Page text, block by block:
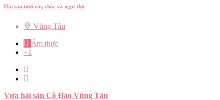
Hải sản tươi rói, chắc và ngọt thịt
Vũng Tàu
Ẩm thực
+1
Vựa hải sản Cô Đào Vũng Tàu